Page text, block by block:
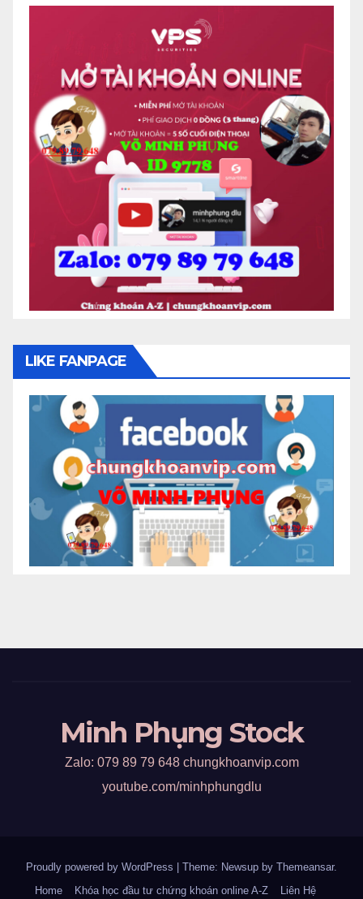
LIKE FANPAGE
Minh Phụng Stock
Zalo: 079 89 79 648 chungkhoanvip.com
youtube.com/minhphungdlu
Proudly powered by WordPress Theme: Newsup by Themeansar.
Home
Khóa học đầu tư chứng khoán online A-Z Liên Hệ